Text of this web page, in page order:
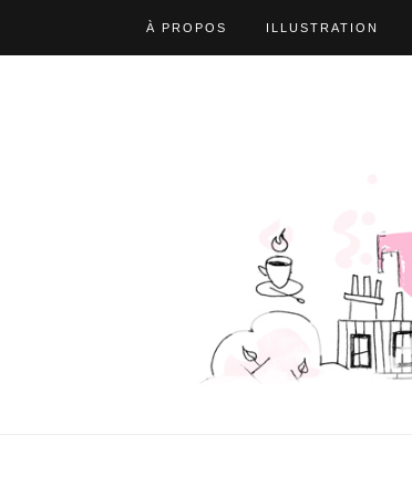
À PROPOS ILLUSTRATION